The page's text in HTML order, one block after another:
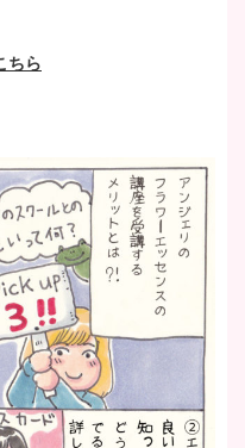
ちら